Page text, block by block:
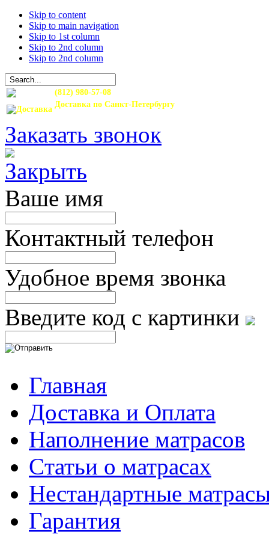
Skip to content
Skip to main navigation
Skip to 1st column
Skip to 2nd column
Skip to 2nd column
(812) 980-57-08
Доставка по Санкт-Петербургу
Заказать звонок
Ваше имя
Контактный телефон
Удобное время звонка
Введите код с картинки
Главная
Доставка и Оплата
Наполнение матрасов
Cтатьи о матрасах
Нестандартные
Гарантия